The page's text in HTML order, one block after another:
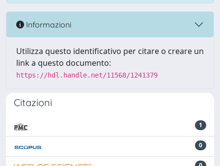
Informazioni
Utilizza questo identificativo per citare o creare un
link a questo documento:
https://hdl.handle.net/11568/1241379
Citazioni
1
0